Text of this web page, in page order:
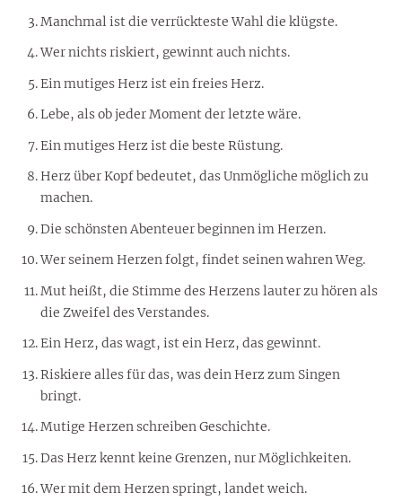
Manchmal ist die verrückteste Wahl die klügste.
Wer nichts riskiert, gewinnt auch nichts.
Ein mutiges Herz ist ein freies Herz.
Lebe, als ob jeder Moment der letzte wäre.
Ein mutiges Herz ist die beste Rüstung.
Herz über Kopf bedeutet, das Unmögliche möglich zu
machen.
Die schönsten Abenteuer beginnen im Herzen.
Wer seinem Herzen folgt, findet seinen wahren Weg.
Mut heißt, die Stimme des Herzens lauter zu hören als
die Zweifel des Verstandes.
Ein Herz, das wagt, ist ein Herz, das gewinnt.
Riskiere alles für das, was dein Herz zum Singen
bringt.
Mutige Herzen schreiben Geschichte.
Das Herz kennt keine Grenzen, nur Möglichkeiten.
Wer mit dem Herzen springt, landet weich.